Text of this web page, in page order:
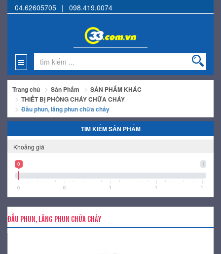
04.62605705 | 098.419.0074
Trang chủ Sản Phẩm
SẢN PHẨM KHÁC
THIẾT BỊ PHÒNG CHÁY CHỮA CHÁY
Đầu phun, lăng phun chữa cháy
TÌM KIẾM SẢN PHẨM
Khoảng giá
1
0
0 0 1 1 1
ĐẦU PHUN, LĂNG PHUN CHỮA CHÁY